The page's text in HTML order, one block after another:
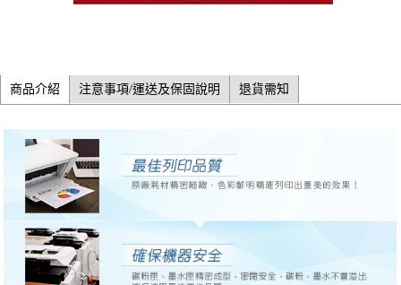
商品介紹 注意事項/運送及保固說明 退貨需知